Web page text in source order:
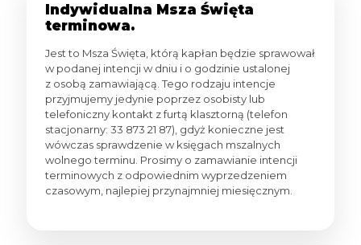
Indywidualna Msza Święta
terminowa.
Jest to Msza Święta, którą kapłan będzie sprawował
w podanej intencji w dniu i o godzinie ustalonej
z osobą zamawiającą. Tego rodzaju intencje
przyjmujemy jedynie poprzez osobisty lub
telefoniczny kontakt z furtą klasztorną (telefon
stacjonarny: 33 873 21 87), gdyż konieczne jest
wówczas sprawdzenie w księgach mszalnych
wolnego terminu. Prosimy o zamawianie intencji
terminowych z odpowiednim wyprzedzeniem
czasowym, najlepiej przynajmniej miesięcznym.